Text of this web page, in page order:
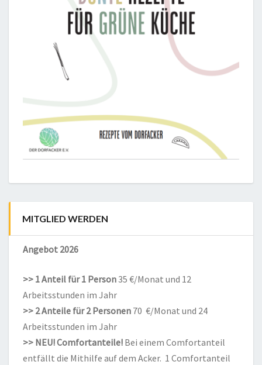
MITGLIED WERDEN
Angebot 2026
>> 1 Anteil für 1 Person 35 €/Monat und 12
Arbeitsstunden im Jahr
>> 2 Anteile für 2 Personen 70 €/Monat und 24
Arbeitsstunden im Jahr
>> NEU! Comfortanteile! Bei einem Comfortanteil
entfällt die Mithilfe auf dem Acker. 1 Comfortanteil